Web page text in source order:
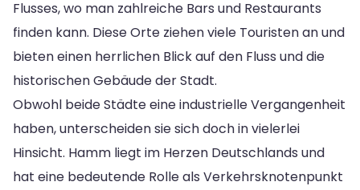
Flusses, wo man zahlreiche Bars und Restaurants
finden kann. Diese Orte ziehen viele Touristen an und
bieten einen herrlichen Blick auf den Fluss und die
historischen Gebäude der Stadt.
Obwohl beide Städte eine industrielle Vergangenheit
haben, unterscheiden sie sich doch in vielerlei
Hinsicht. Hamm liegt im Herzen Deutschlands und
hat eine bedeutende Rolle als Verkehrsknotenpunkt